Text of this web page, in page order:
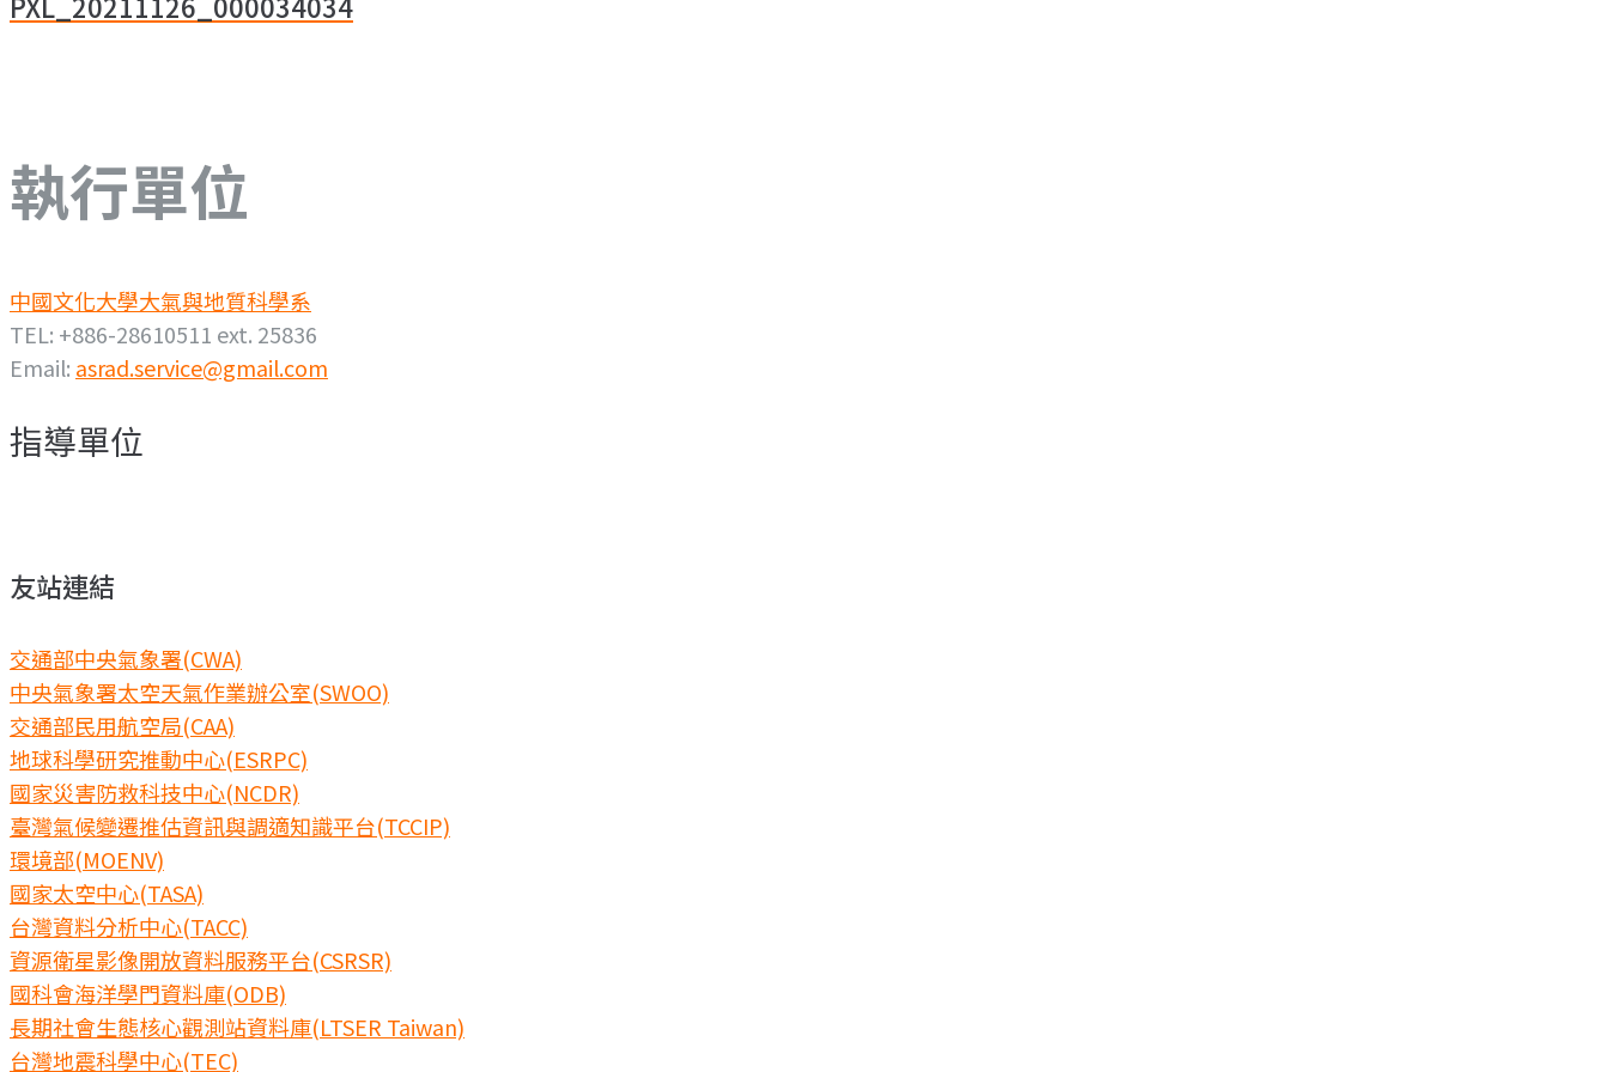
章
覽
執行單位
中國文化大學大氣與地質科學系
TEL: +886-28610511 ext. 25836
Email: asrad.service@gmail.com
指導單位
友站連結
交通部中央氣象署(CWA)
中央氣象署太空天氣作業辦公室(SWOO)
交通部民用航空局(CAA)
地球科學研究推動中心(ESRPC)
國家災害防救科技中心(NCDR)
臺灣氣候變遷推估資訊與調適知識平台(TCCIP)
環境部(MOENV)
國家太空中心(TASA)
台灣資料分析中心(TACC)
資源衛星影像開放資料服務平台(CSRSR)
國科會海洋學門資料庫(ODB)
長期社會生態核心觀測站資料庫(LTSER Taiwan)
台灣地震科學中心(TEC)